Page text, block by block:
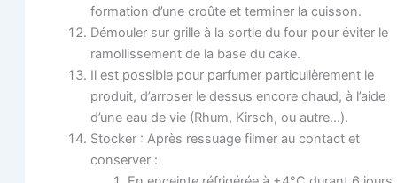
for­ma­tion d’une croûte et ter­mi­ner la cuisson.
Démou­ler sur grille à la sor­tie du four pour évi­ter le
ramol­lis­se­ment de la base du cake.
Il est pos­sible pour par­fu­mer par­ti­cu­liè­re­ment le
pro­duit, d’arroser le des­sus encore chaud, à l’aide
d’une eau de vie (Rhum, Kirsch, ou autre…).
Sto­cker : Après res­suage fil­mer au contact et
conserver :